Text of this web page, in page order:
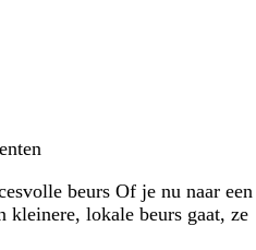
beurs Of je nu naar een
kleinere, lokale beurs gaat, ze